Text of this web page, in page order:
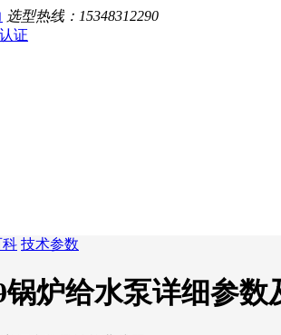
选型热线： 15348312290
证
科 技术参数
锅炉给水泵详细参数